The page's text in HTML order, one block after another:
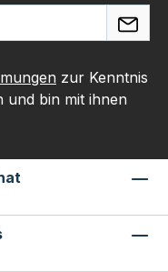
zur Kenntnis
und bin mit ihnen